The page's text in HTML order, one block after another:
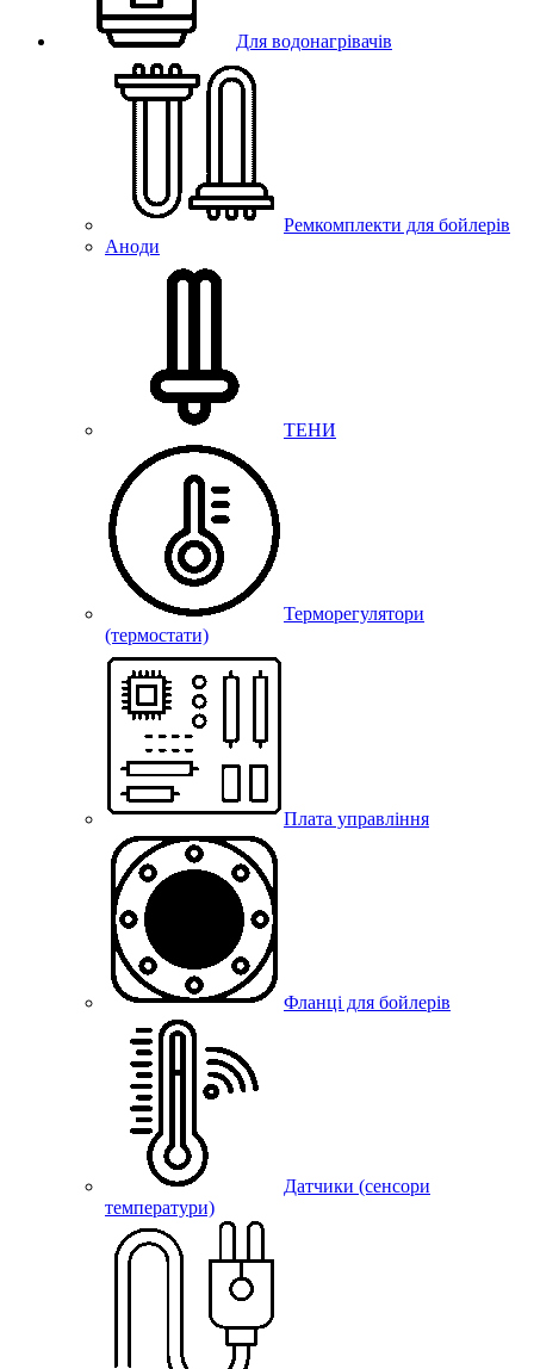
Для водонагрівачів
Ремкомплекти для бойлерів
Аноди
ТЕНИ
Терморегулятори
(термостати)
Плата управління
Фланці для бойлерів
Датчики (сенсори
температури)